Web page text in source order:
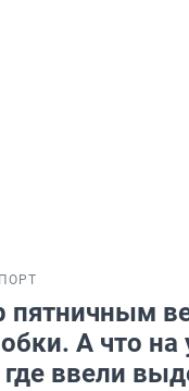
пятничным
А что на
ввели